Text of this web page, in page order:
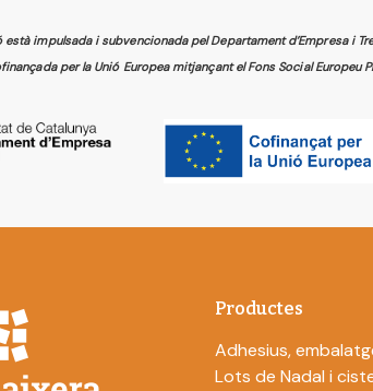
impulsada i subvencionada pel Departament d’Empresa i
per la Unió Europea mitjançant el Fons Social Europeu
Productes
Adhesius,
Lots de Nadal i